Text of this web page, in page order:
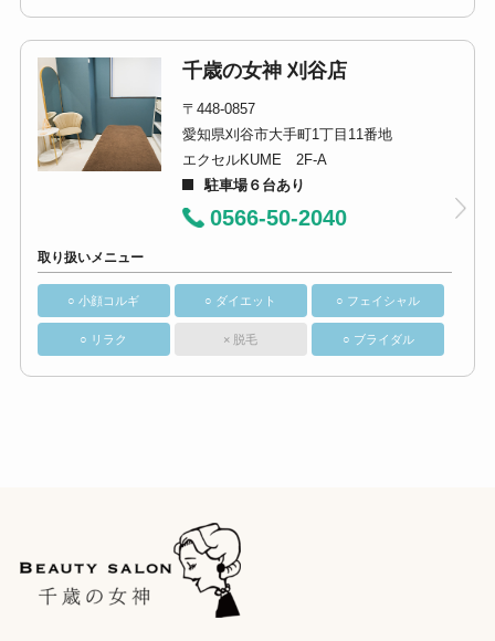
千歳の女神 刈谷店
〒448-0857
愛知県刈谷市大手町1丁目11番地
エクセルKUME 2F-A
駐車場６台あり
0566-50-2040
取り扱いメニュー
○ 小顔コルギ ○ ダイエット ○ フェイシャル
○ リラク × 脱毛 ○ ブライダル